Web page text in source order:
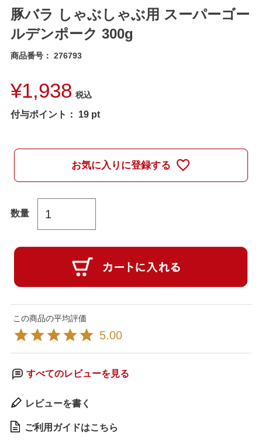
豚バラ しゃぶしゃぶ用 スーパーゴー
ルデンポーク 300g
商品番号 276793
¥1,938 税込
付与ポイント： 19 pt
お気に入りに登録する
5.00
すべてのレビューを見る
レビューを書く
ご利用ガイドはこちら